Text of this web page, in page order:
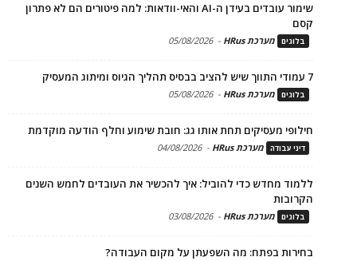
שימור עובדים בעידן ה-AI והאי-וודאות: למה פיטורים הם לא פתרון
קסם
בלוגים מערכת HRus -
05/08/2026
7 עמודי התווך שיש להציב בבסיס תהליך הגיוס ומיתוג המעסיק
בלוגים מערכת HRus -
05/08/2026
חילופי מעסיקים תחת אותו גג: חובת שימוע וחלף הודעה מוקדמת
דיני עבודה מערכת HRus -
04/08/2026
ללמוד מחדש כדי להוביל: איך להכשיר את העובדים לחמש השנים
הקרובות
בלוגים מערכת HRus -
03/08/2026
בחירות בפתח: מה השפעתן על מקום העבודה?